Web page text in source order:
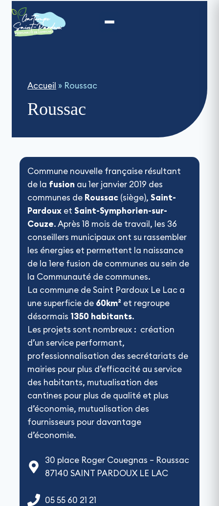
contenu
Accueil » Roussac
Roussac
Commune nouvelle française résultant
de la fusion au 1er janvier 2019 des
communes de Roussac (siège), Saint-
Pardoux et Saint-Symphorien-sur-
Couze. Après 18 mois de travail, les 36
conseillers municipaux ont su rassembler
les énergies et permettent la naissance
de la 1ere fusion de communes au sein de
la Communauté de communes.
La commune de Saint Pardoux Le Lac a
une superficie de 60km² et regroupe
désormais 1350 habitants.
Les projets sont nombreux : création
d’un service performant,
professionnalisation des secrétariats de
mairies pour plus d’efficacité au service
des habitants, mutualisation des
cantines pour plus de qualité et plus
d’économie, mutualisation des
fournisseurs pour davantage
d’économie.
30 place Roger Couegnas – Roussac
87140 SAINT PARDOUX LE LAC
05 55 60 21 21